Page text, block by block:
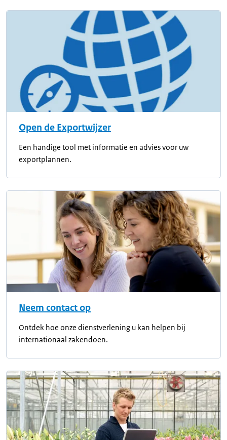
Open de Exportwijzer
Een handige tool met informatie en advies voor uw
exportplannen.
Neem contact op
Ontdek hoe onze dienstverlening u kan helpen bij
internationaal zakendoen.